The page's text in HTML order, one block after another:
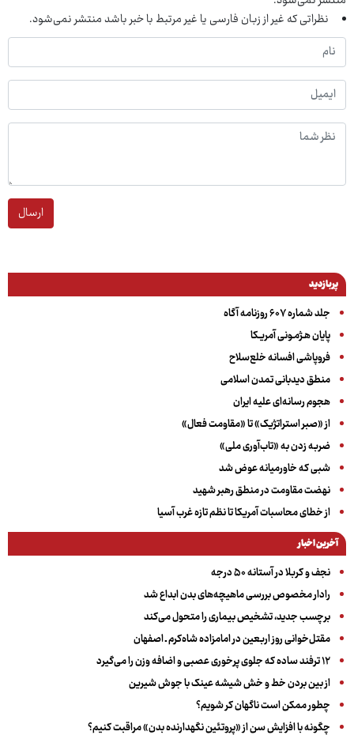
نظراتی که غیر از زبان فارسی یا غیر مرتبط با خبر باشد منتشر نمی‌شود.
ارسال
پربازدید
جلد شماره ۶۰۷ روزنامه آگاه
پایان هـژمـونی آمریـکا
فروپاشی افسانه خلع‌سلاح
منطق دیدبانی تمدن اسلامی
هجوم رسانه‌ای علیه ایران
از «صبر استراتژیک» تا «مقاومت فعال»
ضربه زدن به «تاب‌آوری ملی»
شبی که خاورمیانه عوض شد
نهضت مقاومت در منطق رهبر شهید
از خطای محاسبات آمریکا تا نظم تازه غرب آسیا
آخرین اخبار
نجف و کربلا در آستانه ۵۰ درجه
رادار مخصوص بررسی ماهیچه‌های بدن ابداع شد
برچسب جدید، تشخیص بیماری را متحول می‌کند
مقتل‌خوانی روز اربعین در امامزاده شاه‌کرم ـ اصفهان
۱۲ ترفند ساده که جلوی پرخوری عصبی و اضافه ‌وزن را می‌گیرد
از بین بردن خط و خش شیشه عینک با جوش شیرین
چطور ممکن است ناگهان کر شویم؟
چگونه با افزایش سن از «پروتئین نگهدارنده بدن» مراقبت کنیم؟